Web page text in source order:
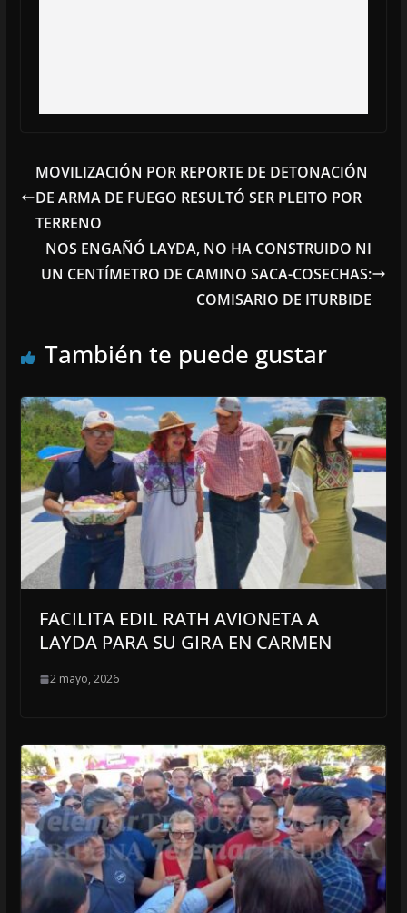
MOVILIZACIÓN POR REPORTE DE DETONACIÓN
DE ARMA DE FUEGO RESULTÓ SER PLEITO POR
TERRENO
NOS ENGAÑÓ LAYDA, NO HA CONSTRUIDO NI
UN CENTÍMETRO DE CAMINO SACA-COSECHAS:
COMISARIO DE ITURBIDE
También te puede gustar
FACILITA EDIL RATH AVIONETA A
LAYDA PARA SU GIRA EN CARMEN
2 mayo, 2026